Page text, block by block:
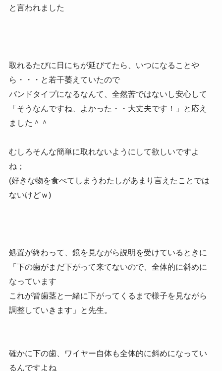
と言われました
取れるたびに日にちが延びてたら、いつになることや
ら・・・と若干萎えていたので
バンドタイプになるなんて、全然苦ではないし安心して
「そうなんですね、よかった・・大丈夫です！」と応え
ました＾＾
むしろそんな簡単に取れないようにして欲しいですよ
ね；
(好きな物を食べてしまうわたしがあまり言えたことでは
ないけどｗ)
処置が終わって、鏡を見ながら説明を受けているときに
「下の歯がまだ下がって来てないので、全体的に斜めに
なっています
これが皆歯茎と一緒に下がってくるまで様子を見ながら
調整していきます」と先生。
確かに下の歯、ワイヤー自体も全体的に斜めになってい
るんですよね